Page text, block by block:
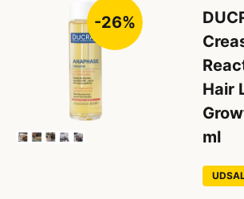
-26%
Hair
ml